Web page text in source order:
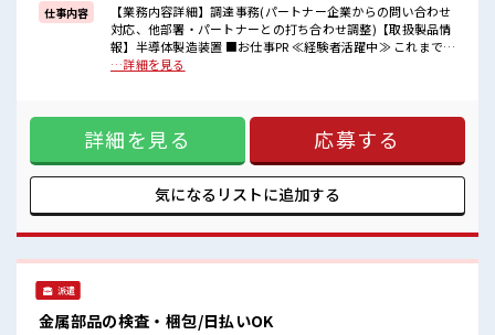
■職場の雰囲気
少人数の職場だから一緒に働く仲間との距離もグッと近い！
休憩室でホッと一息リフレッシュ！
仕事内容
【業務内容詳細】調達事務(パートナー企業からの問い合わせ
対応、他部署・パートナーとの打ち合わせ調整)【取扱製品情
報】半導体製造装置 ■お仕事PR ≪経験者活躍中≫ これまでの
経験を活かしませんか？ ブランクがあっても大丈夫♪ 経験は
≪完全週休二日制≫ 週末は家族や友人と一緒にプライベート
満喫！ 制服があると毎日の服選びに悩まずOK♪ ≪自分に向
いている仕事が探せる≫ 困った事などがあれば、 担当がしっ
かりサポートします！ ■職場の雰囲気 少人数の職場だから一
緒に働く仲間との距離もグッと近い！ 休憩室でホッと一息リ
フレッシュ！ 職場にはロッカー完備！ 私物の置きすぎには注
…詳細を見る
詳細を見る 応募する
気になるリストに追加する
派遣
金属部品の検査・梱包/日払いOK